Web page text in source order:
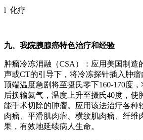
l 化疗
九、我院胰腺癌特色治疗和经验
肿瘤冷冻消融（CSA）：应用美国制造
声或CT的引导下，将冷冻探针插入肿
顶端温度急剧将至摄氏零下160-170度
后换输氦气，温度上升至摄氏40度，使
能手术切除的肿瘤。应用该法治疗各种
肉瘤、平滑肌肉瘤、横纹肌肉瘤、纤维
果，有效地延续病人生命。